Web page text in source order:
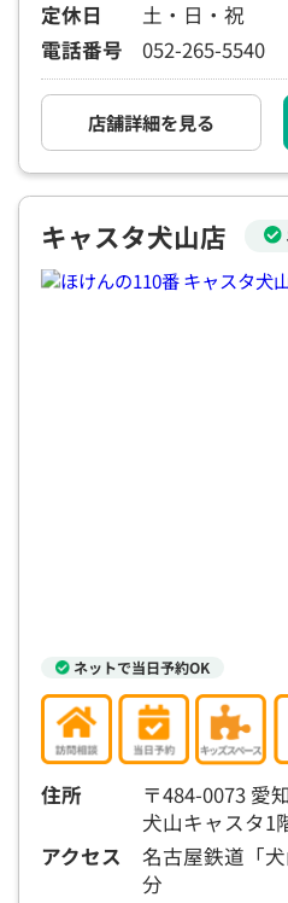
定休日
土・日・祝
電話番号
052-265-5540
店舗詳細を見る
キャスタ犬山店
ネットで当日予約OK
住所
〒484-0073 愛
犬山キャスタ1
アクセス
名古屋鉄道「
分